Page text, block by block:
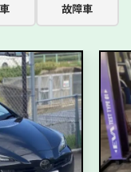
故障車